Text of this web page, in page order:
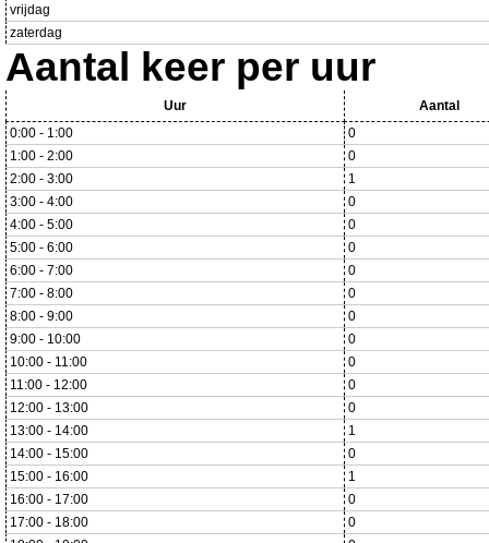
vrijdag
zaterdag
Aantal keer per uur
Uur
Aantal
0:00 - 1:00
0
1:00 - 2:00
0
2:00 - 3:00
1
3:00 - 4:00
0
4:00 - 5:00
0
5:00 - 6:00
0
6:00 - 7:00
0
7:00 - 8:00
0
8:00 - 9:00
0
9:00 - 10:00
0
10:00 - 11:00
0
11:00 - 12:00
0
12:00 - 13:00
0
13:00 - 14:00
1
14:00 - 15:00
0
15:00 - 16:00
1
16:00 - 17:00
0
17:00 - 18:00
0